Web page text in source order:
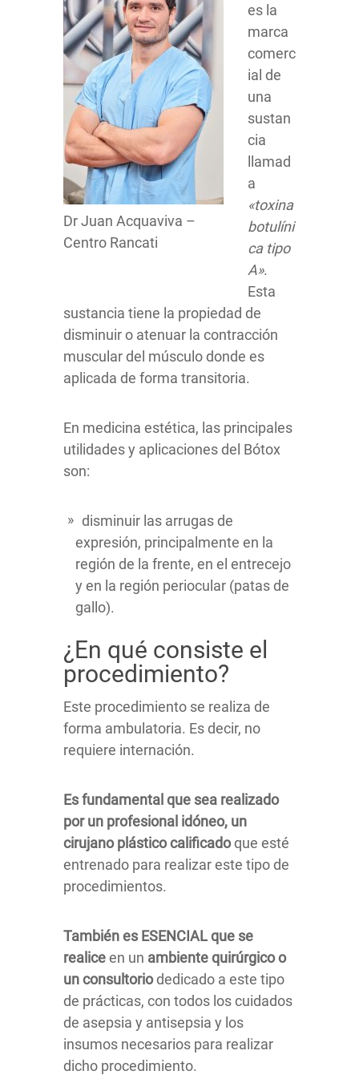
Dr Juan Acquaviva –
Centro Rancati
es la
marca
comerc
ial de
una
sustan
cia
llamad
a
«toxina
botulíni
ca tipo
A».
Esta
sustancia tiene la propiedad de
disminuir o atenuar la contracción
muscular del músculo donde es
aplicada de forma transitoria.
En medicina estética, las principales
utilidades y aplicaciones del Bótox
son:
disminuir las arrugas de
expresión, principalmente en la
región de la frente, en el entrecejo
y en la región periocular (patas de
gallo).
¿En qué consiste el
procedimiento?
Este procedimiento se realiza de
forma ambulatoria. Es decir, no
requiere internación.
Es fundamental que sea realizado
por un profesional idóneo, un
cirujano plástico calificadoque esté
entrenado para realizar este tipo de
procedimientos.
También es ESENCIAL que se
realiceen un ambiente quirúrgico o
un consultoriodedicado a este tipo
de prácticas, con todos los cuidados
de asepsia y antisepsia y los
insumos necesarios para realizar
dicho procedimiento.